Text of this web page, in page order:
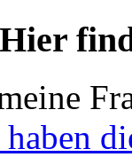
Hier